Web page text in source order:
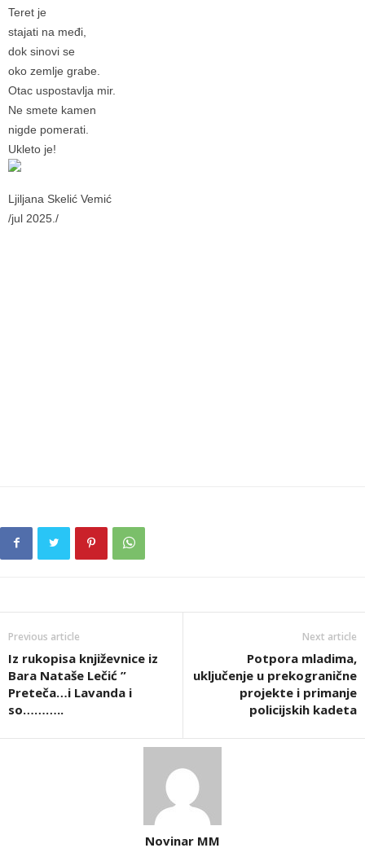
Teret je
stajati na međi,
dok sinovi se
oko zemlje grabe.
Otac uspostavlja mir.
Ne smete kamen
nigde pomerati.
Ukleto je!
Ljiljana Skelić Vemić
/jul 2025./
Previous article
Iz rukopisa književnice iz
Bara Nataše Lečić ”
Preteča…i Lavanda i
so………..
Next article
Potpora mladima,
uključenje u prekogranične
projekte i primanje
policijskih kadeta
Novinar MM